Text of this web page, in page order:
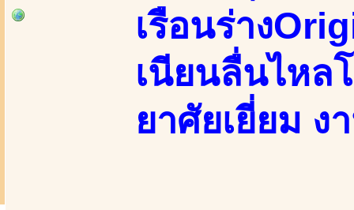
เรือนร่าง
เนียนลื่นไหล
ยาศัยเยี่ยม ง